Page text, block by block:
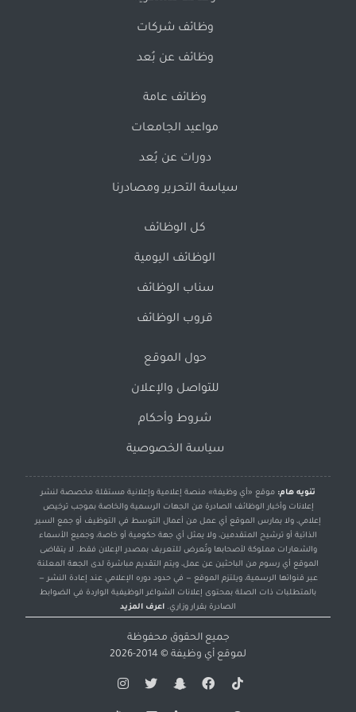
وظائف شركات
وظائف عن بُعد
وظائف عامة
مواعيد الجامعات
دورات عن بُعد
سياسة التحرير ومصادرنا
كل الوظائف
الوظائف اليومية
سناب الوظائف
قروب الوظائف
حول الموقع
للتواصل والإعلان
شروط وأحكام
سياسة الخصوصية
تنويه هام: موقع «أي وظيفة» منصة إعلامية وإعلانية مستقلة مخصصة لنشر
إعلانات وأخبار الوظائف الصادرة من الجهات الرسمية والخاصة بموجب ترخيص
إعلامي، ولا يمارس الموقع أي عمل من أعمال التوسط في التوظيف أو جمع السير
الذاتية أو ترشيح المتقدمين، ولا يمثل أي جهة حكومية أو خاصة، وجميع الأسماء
والشعارات مملوكة لأصحابها وتُعرض للتعريف بمصدر الإعلان فقط. لا يتقاضى
الموقع أي رسوم من الباحثين عن عمل، ويتم التقديم مباشرة لدى الجهة المعلنة
عبر قنواتها الرسمية، ويلتزم الموقع — في حدود دوره الإعلامي عند إعادة النشر —
بالمتطلبات ذات الصلة بمحتوى إعلانات الشواغر الوظيفية الواردة في الضوابط
الصادرة بقرار وزاري. اعرف المزيد
جميع الحقوق محفوظة
لموقع أي وظيفة © 2014-2026